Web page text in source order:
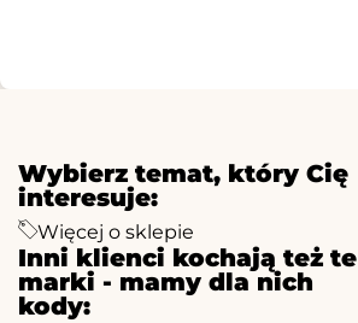
Wybierz temat, który Cię
interesuje:
Więcej o sklepie
Inni klienci kochają też te
marki - mamy dla nich
kody: